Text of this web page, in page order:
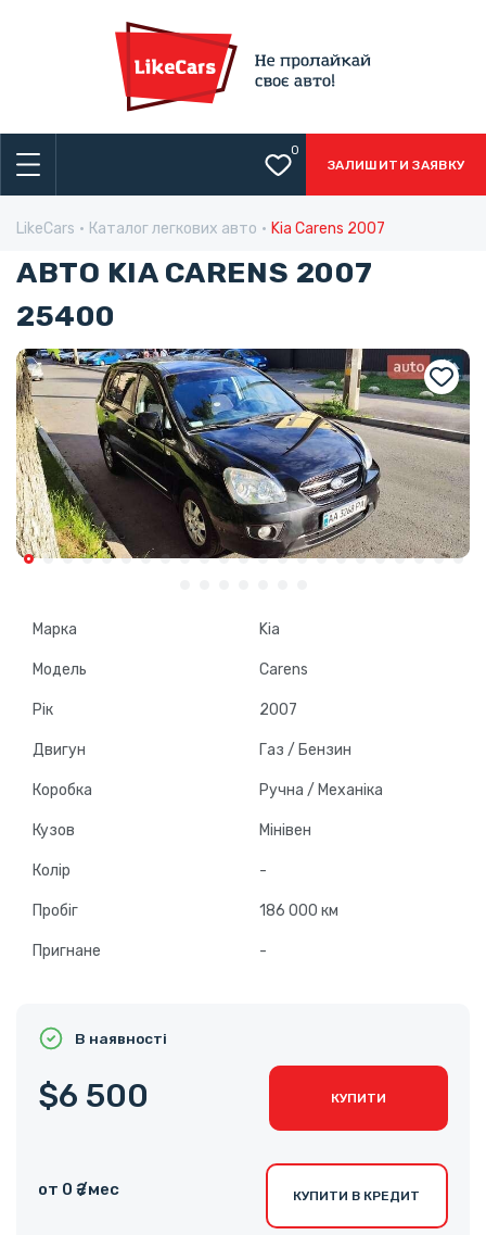
0
ЗАЛИШИТИ ЗАЯВКУ
LikeCars Каталог легкових авто Kia Carens 2007
АВТО KIA CARENS 2007
25400
Марка Kia
Модель Carens
Рік 2007
Двигун Газ / Бензин
Коробка Ручна / Механіка
Кузов Мінівен
Колір -
Пробіг 186 000 км
Пригнане -
В наявності
$6 500 КУПИТИ
от 0 ₴ /мес КУПИТИ В КРЕДИТ